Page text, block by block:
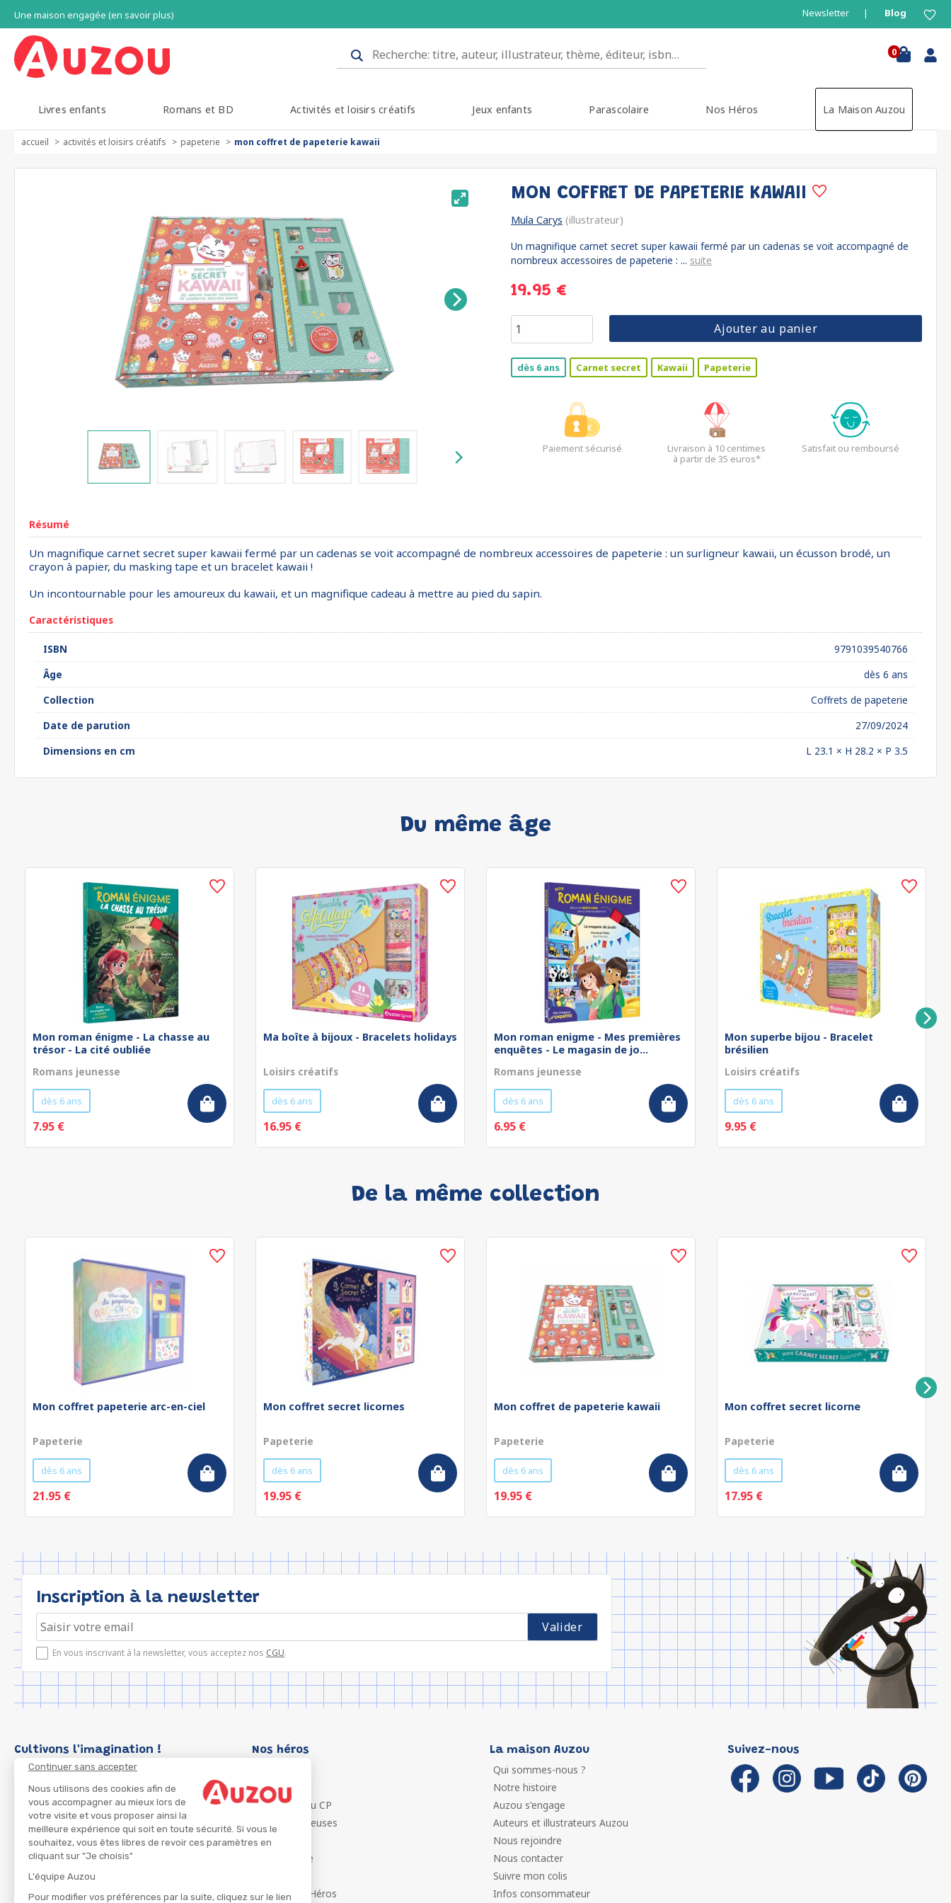
Continuer sans accepter
Nous utilisons des cookies afin de
vous accompagner au mieux lors de
votre visite et vous proposer ainsi la
meilleure expérience qui soit en toute sécurité. Si vous le
souhaitez, vous êtes libres de revoir ces paramètres en
cliquant sur "Je choisis"
L'équipe Auzou
Pour modifier vos préférences par la suite, cliquez sur le lien
Une maison engagée (en savoir plus) Newsletter Blog
0
Livres enfants Romans et BD Activités et loisirs créatifs Jeux enfants Parascolaire Nos Héros La Maison Auzou
accueil activités et loisirs créatifs papeterie mon coffret de papeterie kawaii
MON COFFRET DE PAPETERIE KAWAII
Mula Carys (illustrateur)
Un magnifique carnet secret super kawaii fermé par un cadenas se voit accompagné de
nombreux accessoires de papeterie : ... suite
19.95 €
Ajouter au panier
dès 6 ans Carnet secret Kawaii Papeterie
Paiement sécurisé
Livraison à 10 centimes
à partir de 35 euros*
Satisfait ou remboursé
Résumé
Un magnifique carnet secret super kawaii fermé par un cadenas se voit accompagné de nombreux accessoires de papeterie : un surligneur kawaii, un écusson brodé, un
crayon à papier, du masking tape et un bracelet kawaii !
Un incontournable pour les amoureux du kawaii, et un magnifique cadeau à mettre au pied du sapin.
Caractéristiques
ISBN
9791039540766
Âge
dès 6 ans
Collection
Coffrets de papeterie
Date de parution
27/09/2024
Dimensions en cm
L 23.1 × H 28.2 × P 3.5
Du même âge
Mon roman énigme - La chasse au
trésor - La cité oubliée
Romans jeunesse
dès 6 ans
7.95 €
Ma boîte à bijoux - Bracelets holidays
Loisirs créatifs
dès 6 ans
16.95 €
Mon roman enigme - Mes premières
enquêtes - Le magasin de jo...
Romans jeunesse
dès 6 ans
6.95 €
Mon superbe bijou - Bracelet
brésilien
Loisirs créatifs
dès 6 ans
9.95 €
De la même collection
Mon coffret papeterie arc-en-ciel
Papeterie
dès 6 ans
21.95 €
Mon coffret secret licornes
Papeterie
dès 6 ans
19.95 €
Mon coffret de papeterie kawaii
Papeterie
dès 6 ans
19.95 €
Mon coffret secret licorne
Papeterie
dès 6 ans
17.95 €
Inscription à la newsletter
En vous inscrivant à la newsletter, vous acceptez nos CGU.
Cultivons l'imagination ! Nos héros
P'tit Loup
Les Héros du CP
Les Influenceuses
Migali
Petite Taupe
Ma Boîte à Héros
La maison Auzou
Qui sommes-nous ?
Notre histoire
Auzou s'engage
Auteurs et illustrateurs Auzou
Nous rejoindre
Nous contacter
Suivre mon colis
Infos consommateur
Suivez-nous